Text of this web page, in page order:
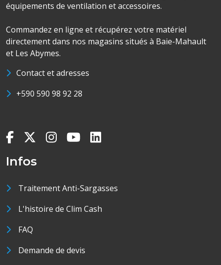
équipements de ventilation et accessoires.
Commandez en ligne et récupérez votre matériel
directement dans nos magasins situés à Baie-Mahault
et Les Abymes.
Contact et adresses
+590 590 98 92 28
Infos
Traitement Anti-Sargasses
L'histoire de Clim Cash
FAQ
Demande de devis